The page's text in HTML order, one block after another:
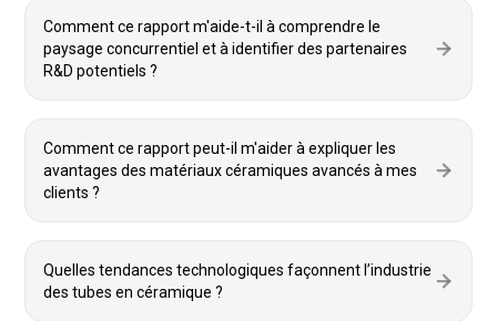
Comment ce rapport m'aide-t-il à comprendre le
paysage concurrentiel et à identifier des partenaires
R&D potentiels ?
Comment ce rapport peut-il m'aider à expliquer les
avantages des matériaux céramiques avancés à mes
clients ?
Quelles tendances technologiques façonnent l’industrie
des tubes en céramique ?